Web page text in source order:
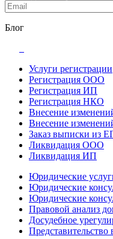
Блог
Услуги регистрации
Регистрация ООО
Регистрация ИП
Регистрация НКО
Внесение
Внесение
Заказ выписки из
Ликвидация ООО
Ликвидация ИП
Юридические
Юридические
Юридические
Правовой анализ
Досудебное
Представительство